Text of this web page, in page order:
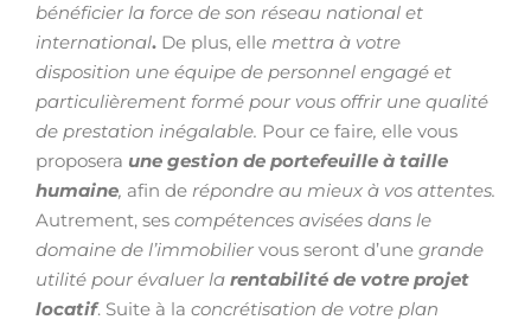
bénéficier la force de son réseau national et
international. De plus, elle mettra à votre
disposition une équipe de personnel engagé et
particulièrement formé pour vous offrir une qualité
de prestation inégalable. Pour ce faire, elle vous
proposera une gestion de portefeuille à taille
humaine, afin de répondre au mieux à vos attentes.
Autrement, ses compétences avisées dans le
domaine de l’immobilier vous seront d’une grande
utilité pour évaluer la rentabilité de votre projet
locatif. Suite à la concrétisation de votre plan